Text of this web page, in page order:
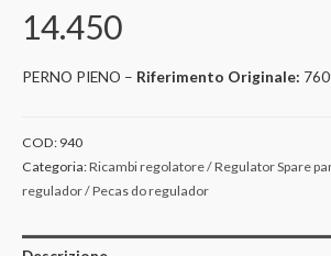
14.450
PERNO PIENO – Riferimento Originale:
COD: 940
Categoria:Ricambi regolatore / Regulator Spare
regulador / Pecas do regulador